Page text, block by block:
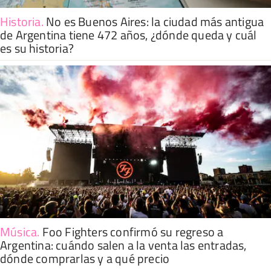
Historia.No es Buenos Aires: la ciudad más antigua
de Argentina tiene 472 años, ¿dónde queda y cuál
es su historia?
Música. Foo Fighters confirmó su regreso a
Argentina: cuándo salen a la venta las entradas,
dónde comprarlas y a qué precio